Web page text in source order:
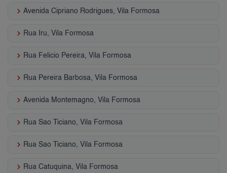
keyboard_arrow_right Avenida Cipriano Rodrigues, Vila Formosa
keyboard_arrow_right Rua Iru, Vila Formosa
keyboard_arrow_right Rua Felicio Pereira, Vila Formosa
keyboard_arrow_right Rua Pereira Barbosa, Vila Formosa
keyboard_arrow_right Avenida Montemagno, Vila Formosa
keyboard_arrow_right Rua Sao Ticiano, Vila Formosa
keyboard_arrow_right Rua Sao Ticiano, Vila Formosa
keyboard_arrow_right Rua Catuquina, Vila Formosa